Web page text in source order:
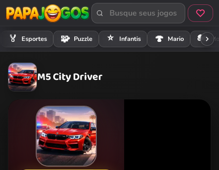
🏅 Esportes 🧩 Puzzle ⭐ Infantis 🍄 Mario 🏍️
M5 City Driver